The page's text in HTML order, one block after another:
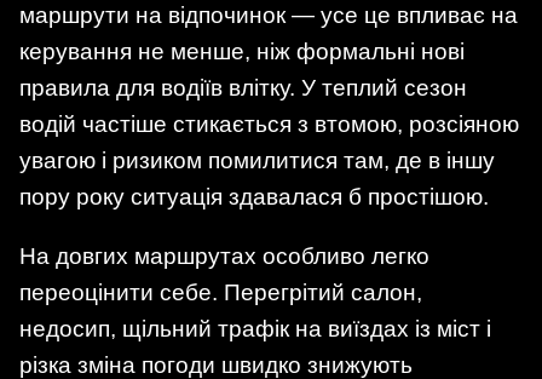
маршрути на відпочинок — усе це впливає на
керування не менше, ніж формальні нові
правила для водіїв влітку. У теплий сезон
водій частіше стикається з втомою, розсіяною
увагою і ризиком помилитися там, де в іншу
пору року ситуація здавалася б простішою.
На довгих маршрутах особливо легко
переоцінити себе. Перегрітий салон,
недосип, щільний трафік на виїздах із міст і
різка зміна погоди швидко знижують